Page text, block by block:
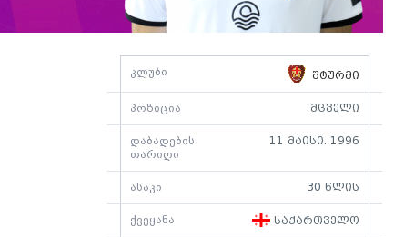
კლუბი შტურმი
პოზიცია მცველი
დაბადების
თარიღი
11 მაისი. 1996
ასაკი 30 წლის
ქვეყანა საქართველო